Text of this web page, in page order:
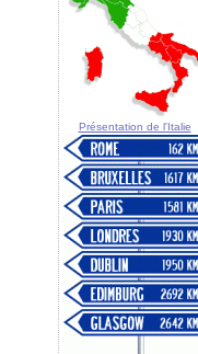
Présentation de l'Italie